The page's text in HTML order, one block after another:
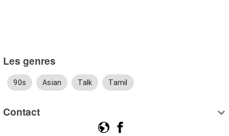
Les genres
90s Asian Talk Tamil
Contact